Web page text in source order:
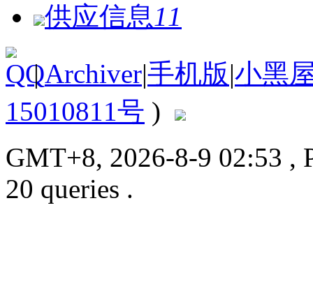
供应信息 11
| Archiver|手机版|小黑
15010811号 )
GMT+8, 2026-8-9 02:53 ,
20 queries .